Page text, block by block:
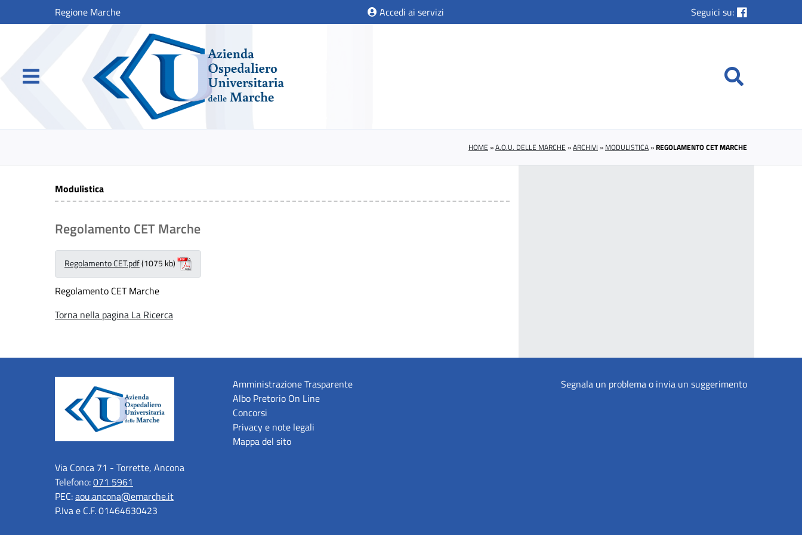
Regione Marche Accedi ai servizi Seguici su:
HOME »A.O.U. DELLE MARCHE »ARCHIVI » MODULISTICA»REGOLAMENTO CET MARCHE
Modulistica
Regolamento CET Marche
Regolamento CET.pdf(1075 kb)
Regolamento CET Marche
Torna nella pagina La Ricerca
Via Conca 71 - Torrette, Ancona
Telefono:071 5961
PEC:aou.ancona@emarche.it
P.Iva e C.F. 01464630423
Amministrazione Trasparente
Albo Pretorio On Line
Concorsi
Privacy e note legali
Mappa del sito
Segnala un problema o invia un suggerimento